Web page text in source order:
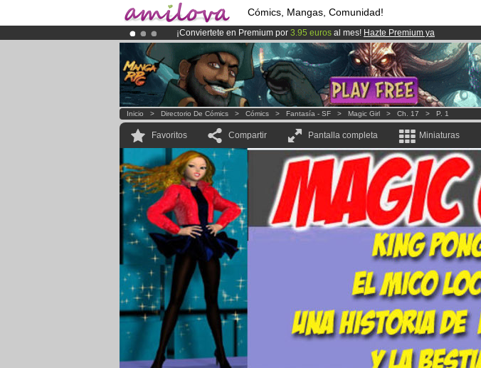
Cómics, Mangas, Comunidad!
¡Conviertete en Premium por 3.95 euros al mes! Hazte Premium ya
¡El Kickstarter Amilova está desormado lanzado!.
¡Ya tenemos 134393miembrosy 1208 Cómics y Mangas!.
Inicio > Directorio De Cómics > Cómics > Fantasía - SF > Magic Girl > Ch. 17 > P. 1
Favoritos Compartir Pantalla completa Miniaturas